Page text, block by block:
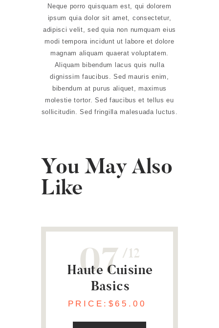
Neque porro quisquam est, qui dolorem
ipsum quia dolor sit amet, consectetur,
adipisci velit, sed quia non numquam eius
modi tempora incidunt ut labore et dolore
magnam aliquam quaerat voluptatem.
Aliquam bibendum lacus quis nulla
dignissim faucibus. Sed mauris enim,
bibendum at purus aliquet, maximus
molestie tortor. Sed faucibus et tellus eu
sollicitudin. Sed fringilla malesuada luctus.
You May Also
Like
07 12
Haute Cuisine
Basics
PRICE:$65.00